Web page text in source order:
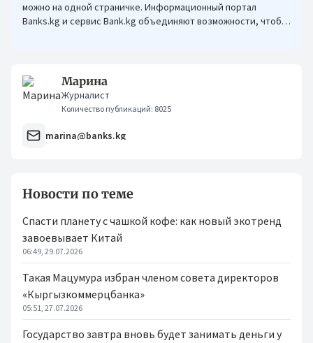
можно на одной страничке. Информационный портал
Banks.kg и сервис Bank.kg объединяют возможности, чтобы
Марина
Журналист
Количество публикаций: 8025
marina@banks.kg
Новости по теме
Спасти планету с чашкой кофе: как новый экотренд
завоевывает Китай
06:49, 29.07.2026
Такая Мацумура избран членом совета директоров
«Кыргызкоммерцбанка»
05:51, 27.07.2026
Государство завтра вновь будет занимать деньги у